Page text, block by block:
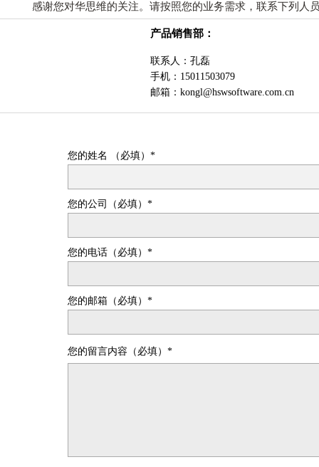
感谢您对华思维的关注。请按照您的业务需求，联系下列人
您的姓名 （必填）*
您的公司（必填）*
您的电话（必填）*
您的邮箱（必填）*
您的留言内容（必填）*
产品销售部：
联系人：孔磊
手机： 15011503079
邮箱：kongl@hswsoftware.com.cn